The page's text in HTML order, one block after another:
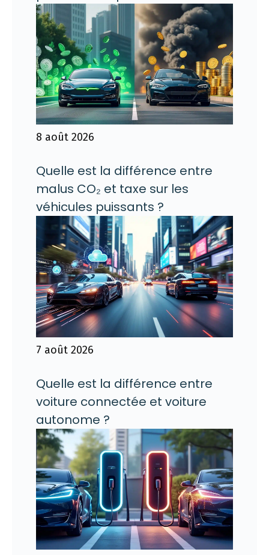
8 août 2026
Quelle est la différence entre
malus CO₂ et taxe sur les
véhicules puissants ?
7 août 2026
Quelle est la différence entre
voiture connectée et voiture
autonome ?